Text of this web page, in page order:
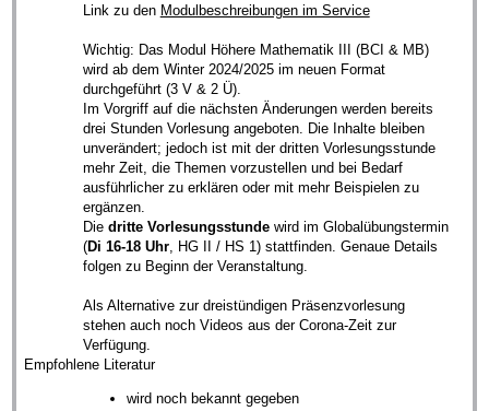
Link zu den Modulbeschreibungen im Service
Wichtig: Das Modul Höhere Mathematik III (BCI & MB)
wird ab dem Winter 2024/2025 im neuen Format
durchgeführt (3 V & 2 Ü).
Im Vorgriff auf die nächsten Änderungen werden bereits
drei Stunden Vorlesung angeboten. Die Inhalte bleiben
unverändert; jedoch ist mit der dritten Vorlesungsstunde
mehr Zeit, die Themen vorzustellen und bei Bedarf
ausführlicher zu erklären oder mit mehr Beispielen zu
ergänzen.
Die dritte Vorlesungsstundewird im Globalübungstermin
(Di 16-18 Uhr, HG II / HS 1) stattfinden. Genaue Details
folgen zu Beginn der Veranstaltung.
Als Alternative zur dreistündigen Präsenzvorlesung
stehen auch noch Videos aus der Corona-Zeit zur
Verfügung.
Empfohlene Literatur
wird noch bekannt gegeben